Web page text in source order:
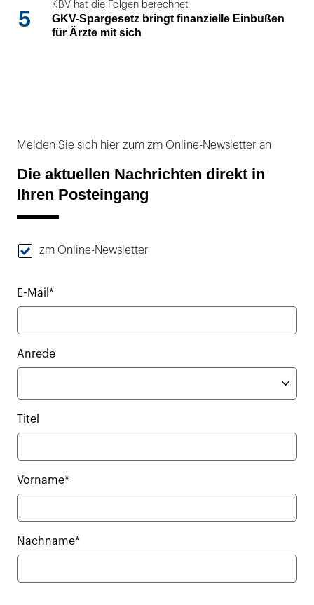
5
KBV hat die Folgen berechnet
GKV-Spargesetz bringt finanzielle Einbußen
für Ärzte mit sich
Melden Sie sich hier zum zm Online-Newsletter an
Die aktuellen Nachrichten direkt in
Ihren Posteingang
zm Online-Newsletter
E-Mail*
Anrede
Titel
Vorname*
Nachname*